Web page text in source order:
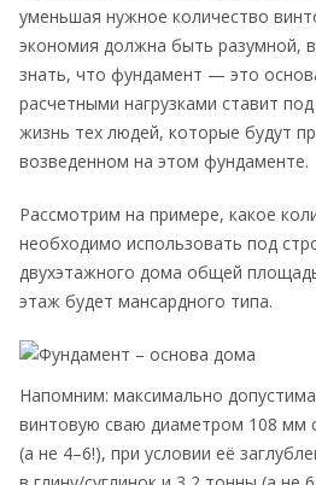
уменьшая нужное количество
экономия должна быть разумной,
знать, что фундамент — это
расчетными нагрузками ставит
жизнь тех людей, которые будут
возведенном на этом фундаменте.
Рассмотрим на примере, какое
необходимо использовать под
двухэтажного дома общей
этаж будет мансардного типа.
Напомним: максимально
винтовую сваю диаметром 108 мм
(а не 4–6!), при условии её